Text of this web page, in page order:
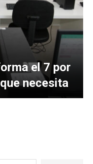
el 7 por
necesita